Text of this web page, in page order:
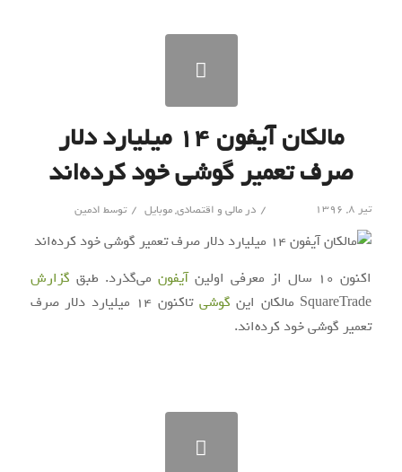
مالکان آیفون ۱۴ میلیارد دلار
صرف تعمیر گوشی خود کرده‌اند
تیر ۸, ۱۳۹۶ / درمالی و اقتصادی,موبایل / توسط ادمین
اکنون ۱۰ سال از معرفی اولین آیفون می‌گذرد. طبق گزارش
SquareTrade مالکان این
گوشی
تا‌کنون ۱۴ میلیارد دلار صرف
تعمیر گوشی خود کرده‌اند.